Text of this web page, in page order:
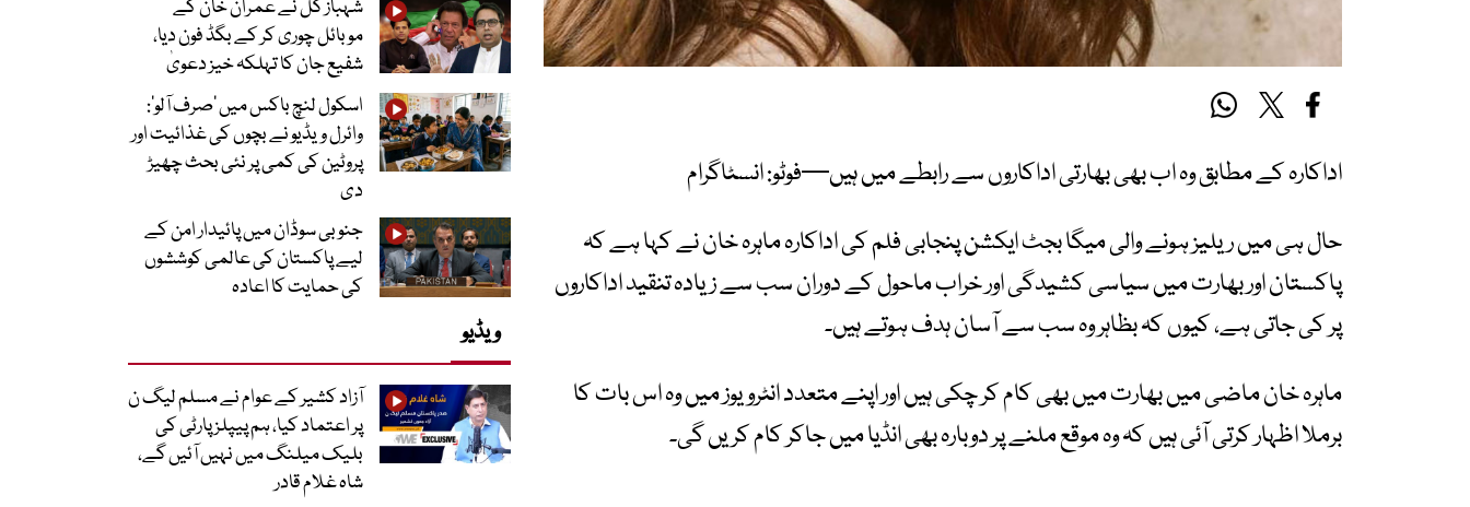
اداکارہ کے مطابق وہ اب بھی بھارتی اداکاروں سے رابطے میں ہیں—فوٹو: انسٹاگرام
حال ہی میں ریلیز ہونے والی میگا بجٹ ایکشن پنجابی فلم کی اداکارہ ماہرہ خان نے کہا ہے کہ
پاکستان اور بھارت میں سیاسی کشیدگی اور خراب ماحول کے دوران سب سے زیادہ تنقید اداکاروں
پر کی جاتی ہے، کیوں کہ بظاہر وہ سب سے آسان ہدف ہوتے ہیں۔
ماہرہ خان ماضی میں بھارت میں بھی کام کر چکی ہیں اور اپنے متعدد انٹرویوز میں وہ اس بات کا
برملا اظہار کرتی آئی ہیں کہ وہ موقع ملنے پر دوبارہ بھی انڈیا میں جاکر کام کریں گی۔
شہباز گل نے عمران خان کے
موبائل چوری کر کے بگڈ فون دیا،
شفیع جان کا تہلکہ خیز دعویٰ
اسکول لنچ باکس میں ‘صرف آلو’:
وائرل ویڈیو نے بچوں کی غذائیت اور
پروٹین کی کمی پر نئی بحث چھیڑ
دی
جنوبی سوڈان میں پائیدار امن کے
لیے پاکستان کی عالمی کوششوں
کی حمایت کا اعادہ
ویڈیو
آزاد کشیر کے عوام نے مسلم لیگ ن
پر اعتماد کیا، ہم پیپلز پارٹی کی
بلیک میلنگ میں نہیں آئیں گے،
شاہ غلام قادر